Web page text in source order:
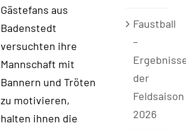
Gästefans aus
Badenstedt
versuchten ihre
Mannschaft mit
Bannern und Tröten
zu motivieren,
halten ihnen die
Faustball
–
der
Feldsaison
2026